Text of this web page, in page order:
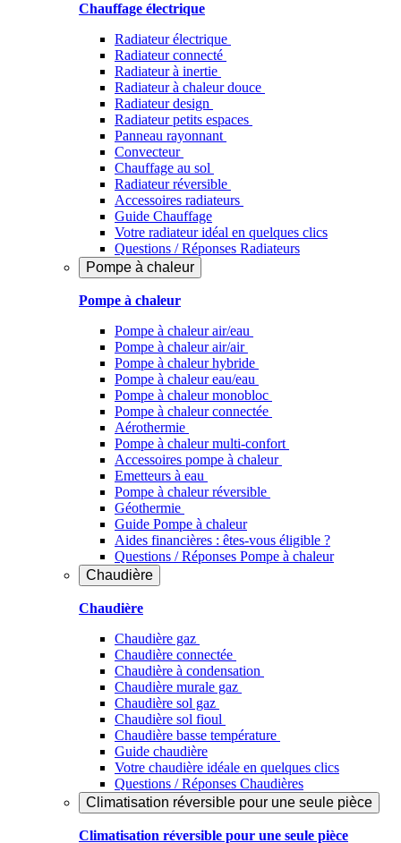
Chauffage électrique
Radiateur électrique
Radiateur connecté
Radiateur à inertie
Radiateur à chaleur douce
Radiateur design
Radiateur petits espaces
Panneau rayonnant
Convecteur
Chauffage au sol
Radiateur réversible
Accessoires radiateurs
Guide Chauffage
Votre radiateur idéal en quelques clics
Questions / Réponses Radiateurs
Pompe à chaleur
Pompe à chaleur
Pompe à chaleur air/eau
Pompe à chaleur air/air
Pompe à chaleur hybride
Pompe à chaleur​ eau/eau
Pompe à chaleur monobloc
Pompe à chaleur connectée
Aérothermie
Pompe à chaleur multi-confort
Accessoires pompe à chaleur
Emetteurs à eau
Pompe à chaleur réversible
Géothermie
Guide Pompe à chaleur
Aides financières : êtes-vous éligible ?
Questions / Réponses Pompe à chaleur
Chaudière
Chaudière
Chaudière gaz
Chaudière connectée
Chaudière à condensation
Chaudière murale gaz
Chaudière sol gaz
Chaudière sol fioul
Chaudière basse température
Guide chaudière
Votre chaudière idéale en quelques clics
Questions / Réponses Chaudières
Climatisation réversible pour une seule pièce
Climatisation réversible pour une seule pièce